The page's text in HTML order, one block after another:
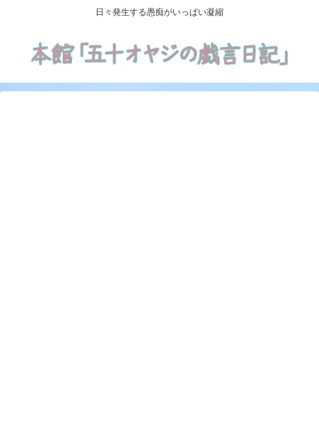
日々発生する愚痴がいっぱい凝縮